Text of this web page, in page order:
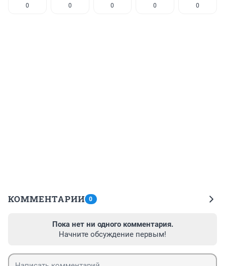
0 0 0 0 0
КОММЕНТАРИИ 0
Пока нет ни одного комментария.
Начните обсуждение первым!